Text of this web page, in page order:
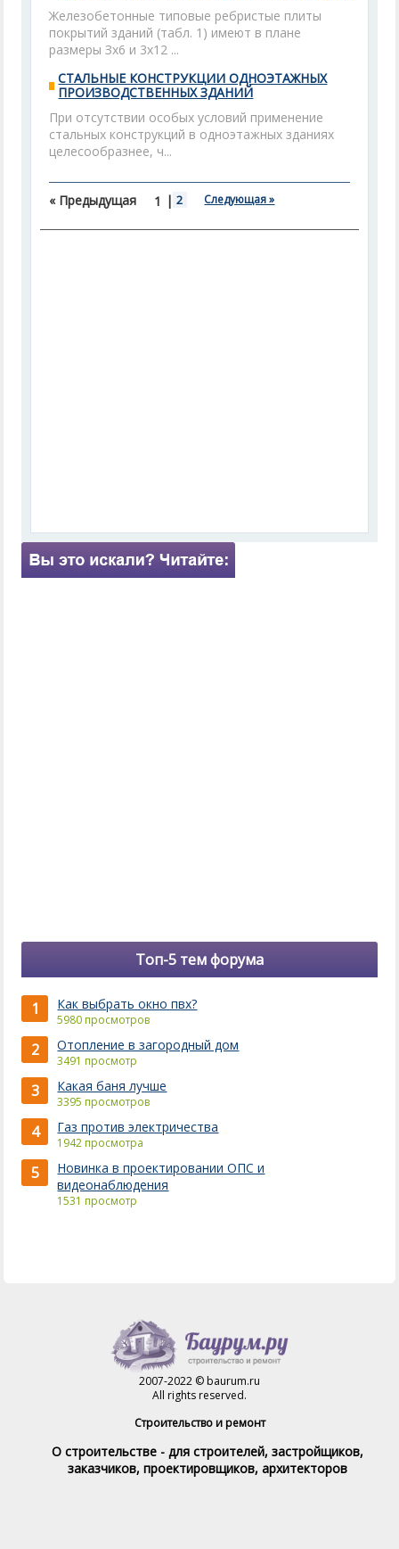
Железобетонные типовые ребристые плиты
покрытий зданий (табл. 1) имеют в плане
размеры Зх6 и 3x12 ...
СТАЛЬНЫЕ КОНСТРУКЦИИ ОДНОЭТАЖНЫХ
ПРОИЗВОДСТВЕННЫХ ЗДАНИЙ
При отсутствии особых условий применение
стальных конструкций в одноэтажных зданиях
целесообразнее, ч...
« Предыдущая 1 | 2 Следующая »
Топ-5 тем форума
1 Как выбрать окно пвх?
5980 просмотров
2 Отопление в загородный дом
3491 просмотр
3 Какая баня лучше
3395 просмотров
4 Газ против электричества
1942 просмотра
5
Новинка в проектировании ОПС и
видеонаблюдения
1531 просмотр
2007-2022 © baurum.ru
All rights reserved.
Строительство и ремонт
О строительстве - для строителей, застройщиков,
заказчиков, проектировщиков, архитекторов